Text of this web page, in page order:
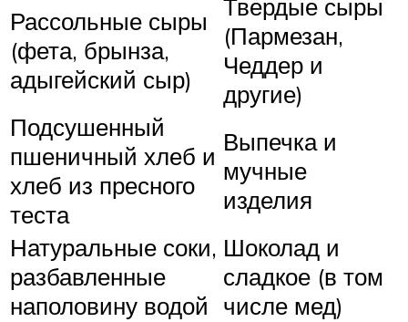
Рассольные сыры
(фета, брынза,
адыгейский сыр)
Твердые сыры
(Пармезан,
Чеддер и
другие)
Подсушенный
пшеничный хлеб и
хлеб из пресного
теста
Выпечка и
мучные
изделия
Натуральные соки,
разбавленные
наполовину водой
Шоколад и
сладкое (в том
числе мед)